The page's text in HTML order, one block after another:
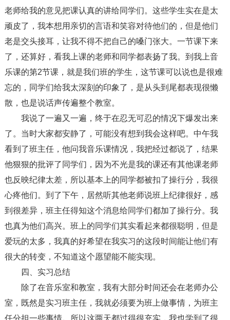
老师给我的意见把课认真的讲给同学们。这些学生实在是太
顽皮了，我本想用亲切的言语和笑容对待他们的，但是他们
老是交头接耳，让我不得不把自己的嗓门张大。一节课下来
了，还算好，看我上课的老师和同学都表扬了我。到我上音
乐课的第2节课，就是我们班的学生，这节课可以说也是很难
忘的，同学们给我太深刻的印象了，是从头到尾都表现很懒
散，也是说话声传遍整个教室。
我说了一遍又一遍，终于在忍无可忍的情况下爆发出来
了。当时大家都安静了，可能没有想到我会这样吧。中午我
看到了班主任，他问我音乐课情况，我把经过都说了，结果
他狠狠的批评了同学们，因为不光是我的课还有其他课老师
也反映纪律太差，所以基本上的同学都被扣了操行分，我很
心疼他们。到了下午，居然听其他老师说班上纪律很好，感
到很差异，班主任得知这个消息给同学们都加了操行分。我
也真为他们高兴。班上的同学们其实看起来都很聪明，但是
爱玩的太多，我真的好希望在我实习的这段时间能让他们有
很大的转变，不知道这个愿望能不能实现。
四、实习总结
除了在音乐室和教室，我有大部分时间还会在老师办公
室，既然是实习班主任，我就必须要为班上做事情，为班主
任分担一些事情。所以这两天都过得很充实，我也学到了很